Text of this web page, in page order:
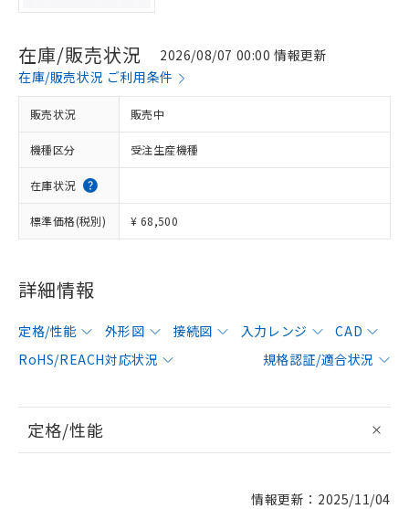
在庫/販売状況
2026/08/07 00:00 情報更新
在庫/販売状況 ご利用条件
販売状況 販売中
機種区分 受注生産機種
在庫状況
標準価格(税別) ¥ 68,500
詳細情報
定格/性能 外形図 接続図 入力レンジ
CAD
RoHS/REACH対応状況
規格認証/適合状況
定格/性能
情報更新：2025/11/04